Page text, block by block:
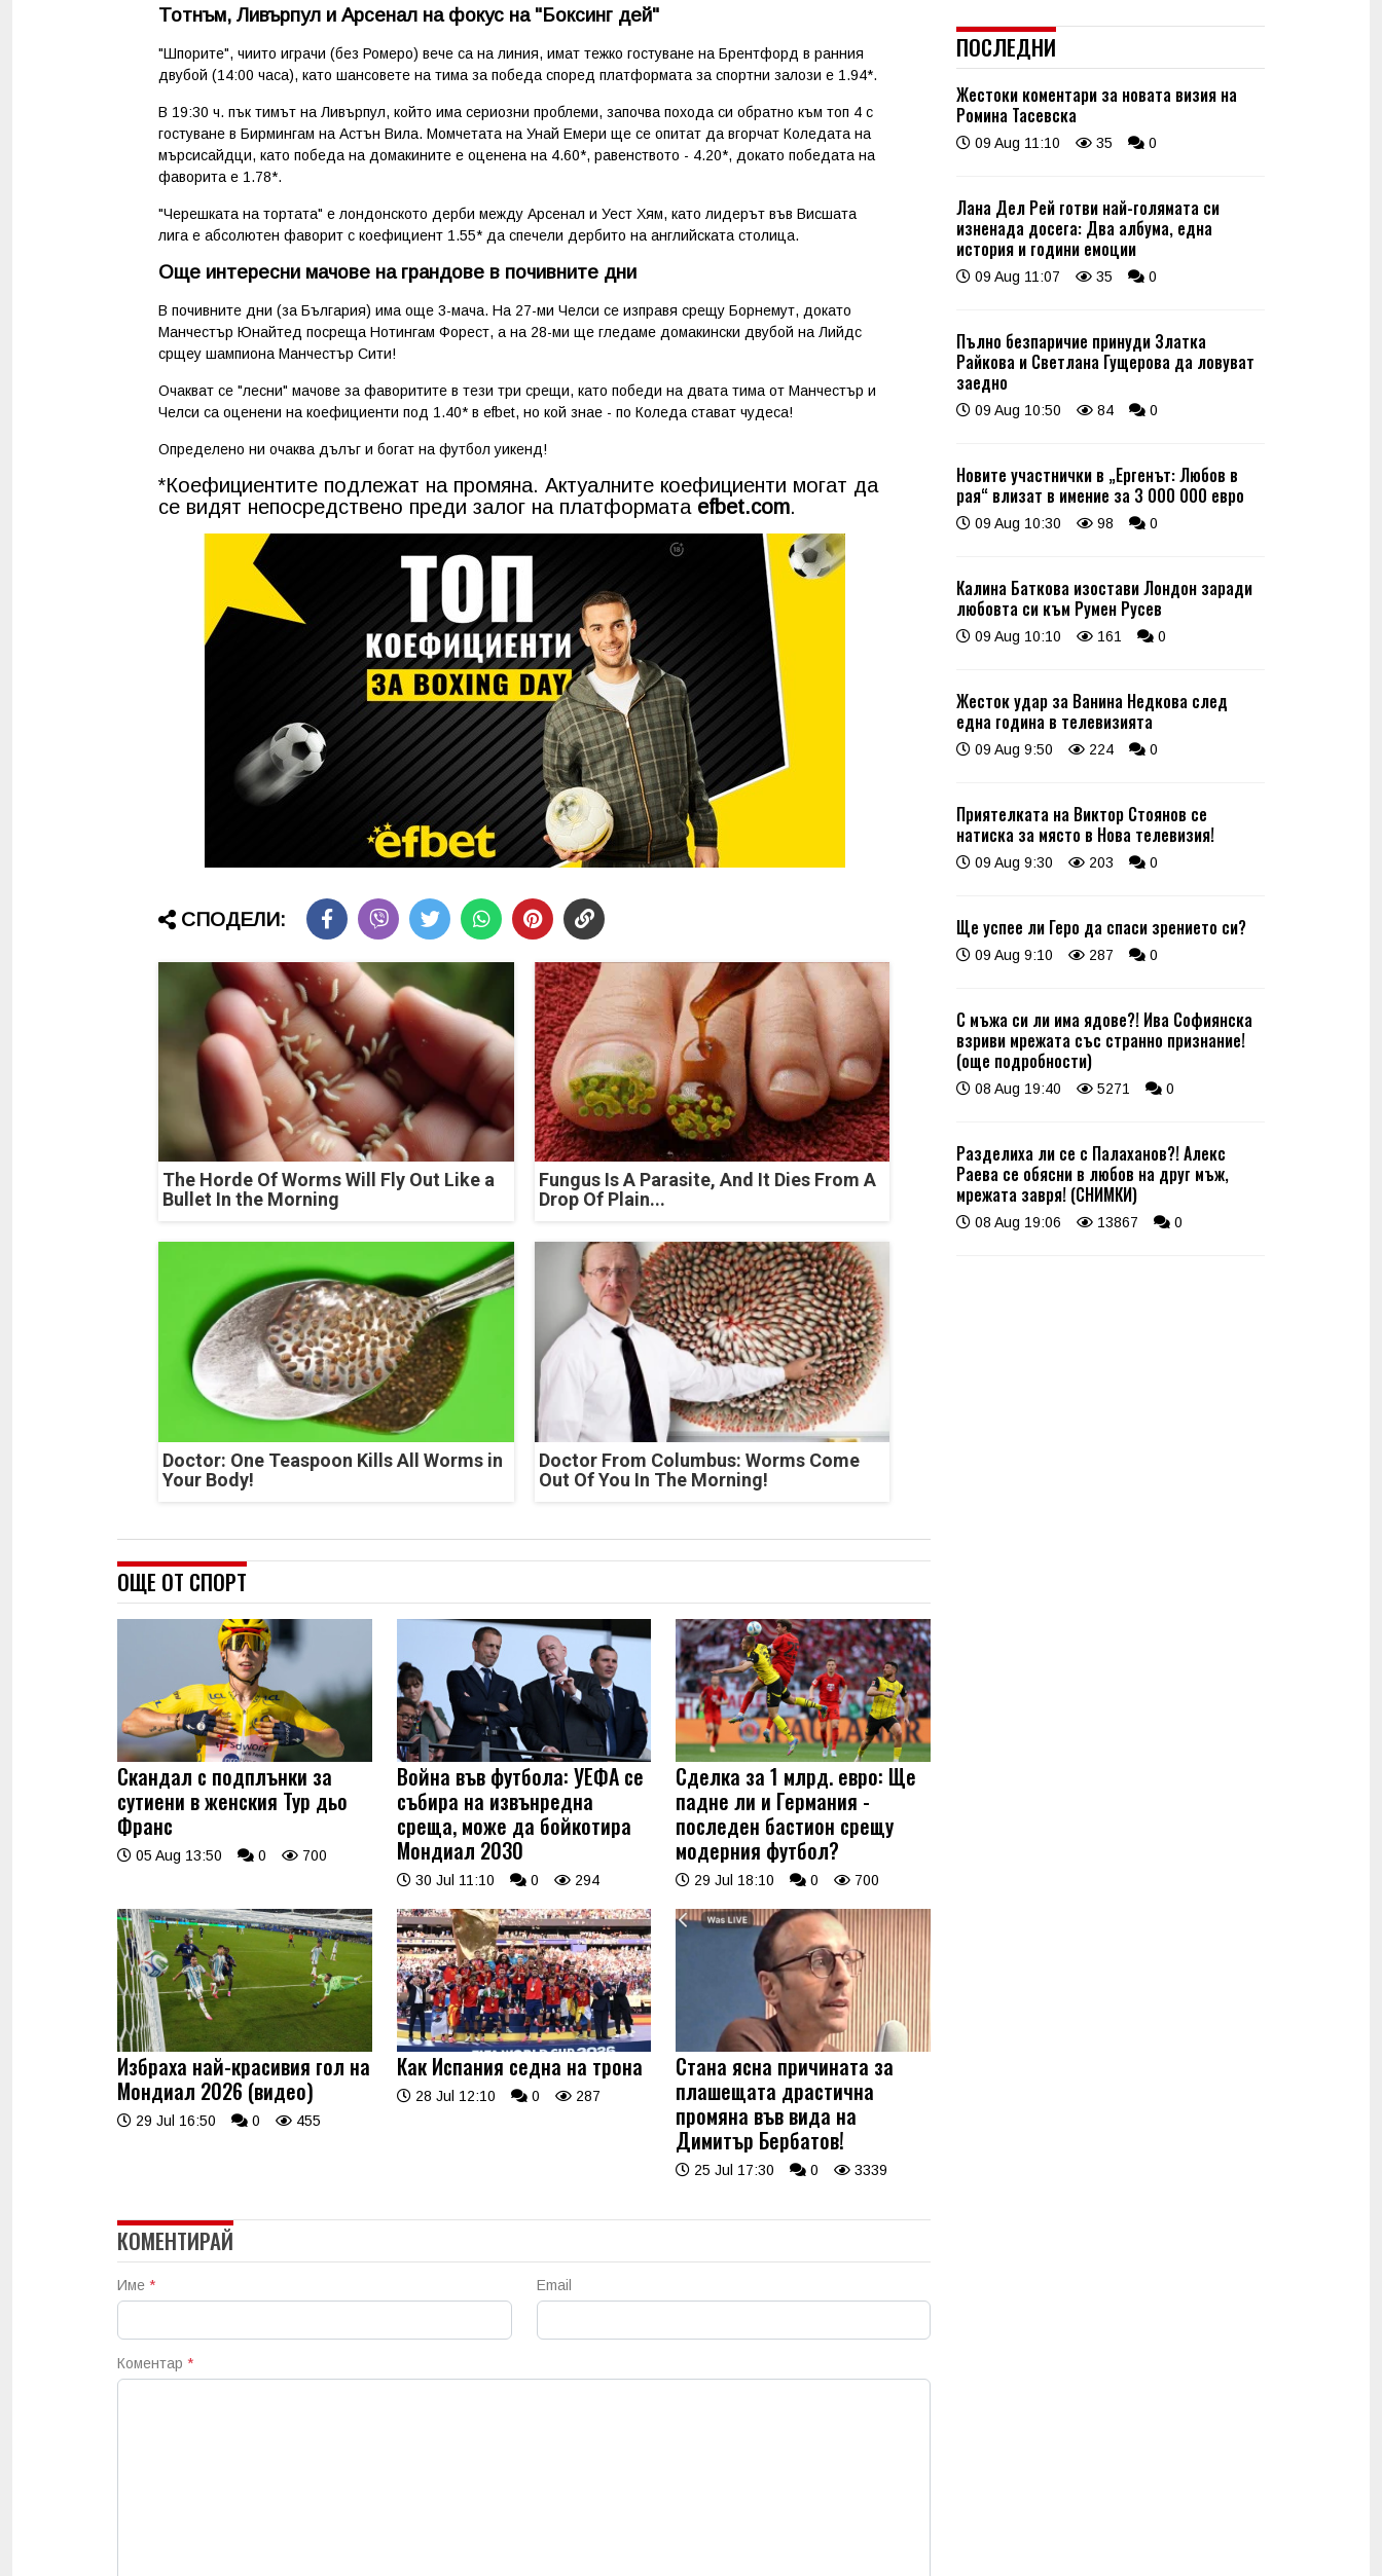
Тотнъм, Ливърпул и Арсенал на фокус на "Боксинг дей"
"Шпорите", чиито играчи (без Ромеро) вече са на линия, имат тежко гостуване на Брентфорд в ранния
двубой (14:00 часа), като шансовете на тима за победа според платформата за спортни залози е 1.94*.
В 19:30 ч. пък тимът на Ливърпул, който има сериозни проблеми, започва похода си обратно към топ 4 с
гостуване в Бирмингам на Астън Вила. Момчетата на Унай Емери ще се опитат да вгорчат Коледата на
мърсисайдци, като победа на домакините е оценена на 4.60*, равенството - 4.20*, докато победата на
фаворита е 1.78*.
"Черешката на тортата" е лондонското дерби между Арсенал и Уест Хям, като лидерът във Висшата
лига е абсолютен фаворит с коефициент 1.55* да спечели дербито на английската столица.
Още интересни мачове на грандове в почивните дни
В почивните дни (за България) има още 3-мача. На 27-ми Челси се изправя срещу Борнемут, докато
Манчестър Юнайтед посреща Нотингам Форест, а на 28-ми ще гледаме домакински двубой на Лийдс
срщеу шампиона Манчестър Сити!
Очакват се "лесни" мачове за фаворитите в тези три срещи, като победи на двата тима от Манчестър и
Челси са оценени на коефициенти под 1.40* в efbet, но кой знае - по Коледа стават чудеса!
Определено ни очаква дълъг и богат на футбол уикенд!
*Коефициентите подлежат на промяна. Актуалните коефициенти могат да
се видят непосредствено преди залог на платформата efbet.com.
СПОДЕЛИ:
The Horde Of Worms Will Fly Out Like a
Bullet In the Morning
Fungus Is A Parasite, And It Dies From A
Drop Of Plain...
Doctor: One Teaspoon Kills All Worms in
Your Body!
Doctor From Columbus: Worms Come
Out Of You In The Morning!
ОЩЕ ОТ СПОРТ
Скандал с подплънки за
сутиени в женския Тур дьо
Франс
05 Aug 13:50 0 700
Война във футбола: УЕФА се
събира на извънредна
среща, може да бойкотира
Мондиал 2030
30 Jul 11:10 0 294
Сделка за 1 млрд. евро: Ще
падне ли и Германия -
последен бастион срещу
модерния футбол?
29 Jul 18:10 0 700
Избраха най-красивия гол на
Мондиал 2026 (видео)
29 Jul 16:50 0 455
Как Испания седна на трона
28 Jul 12:10 0 287
Стана ясна причината за
плашещата драстична
промяна във вида на
Димитър Бербатов!
25 Jul 17:30 0 3339
КОМЕНТИРАЙ
Име * Email
Коментар *
ПОСЛЕДНИ
Жестоки коментари за новата визия на
Ромина Тасевска
09 Aug 11:10 35 0
Лана Дел Рей готви най-голямата си
изненада досега: Два албума, една
история и години емоции
09 Aug 11:07 35 0
Пълно безпаричие принуди Златка
Райкова и Светлана Гущерова да ловуват
заедно
09 Aug 10:50 84 0
Новите участнички в „Ергенът: Любов в
рая“ влизат в имение за 3 000 000 евро
09 Aug 10:30 98 0
Калина Баткова изостави Лондон заради
любовта си към Румен Русев
09 Aug 10:10 161 0
Жесток удар за Ванина Недкова след
една година в телевизията
09 Aug 9:50 224 0
Приятелката на Виктор Стоянов се
натиска за място в Нова телевизия!
09 Aug 9:30 203 0
Ще успее ли Геро да спаси зрението си?
09 Aug 9:10 287 0
С мъжа си ли има ядове?! Ива Софиянска
взриви мрежата със странно признание!
(още подробности)
08 Aug 19:40 5271 0
Разделиха ли се с Палаханов?! Алекс
Раева се обясни в любов на друг мъж,
мрежата завря! (СНИМКИ)
08 Aug 19:06 13867 0